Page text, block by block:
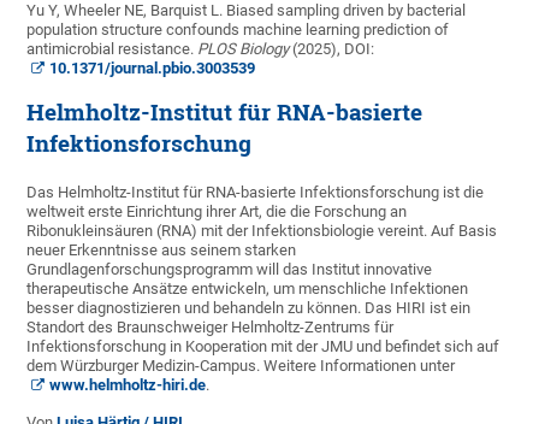
Yu Y, Wheeler NE, Barquist L. Biased sampling driven by bacterial
population structure confounds machine learning prediction of
antimicrobial resistance. PLOS Biology(2025), DOI:
10.1371/journal.pbio.3003539
Helmholtz-Institut für RNA-basierte
Infektionsforschung
Das Helmholtz-Institut für RNA-basierte Infektionsforschung ist die
weltweit erste Einrichtung ihrer Art, die die Forschung an
Ribonukleinsäuren (RNA) mit der Infektionsbiologie vereint. Auf Basis
neuer Erkenntnisse aus seinem starken
Grundlagenforschungsprogramm will das Institut innovative
therapeutische Ansätze entwickeln, um menschliche Infektionen
besser diagnostizieren und behandeln zu können. Das HIRI ist ein
Standort des Braunschweiger Helmholtz-Zentrums für
Infektionsforschung in Kooperation mit der JMU und befindet sich auf
dem Würzburger Medizin-Campus. Weitere Informationen unter
www.helmholtz-hiri.de.